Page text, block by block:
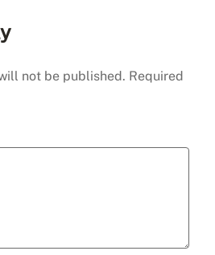
not be published. Required